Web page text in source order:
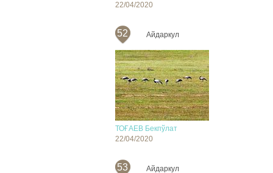
22/04/2020
52 Айдаркул
ТОҒАЕВ Бекпўлат
22/04/2020
53 Айдаркул